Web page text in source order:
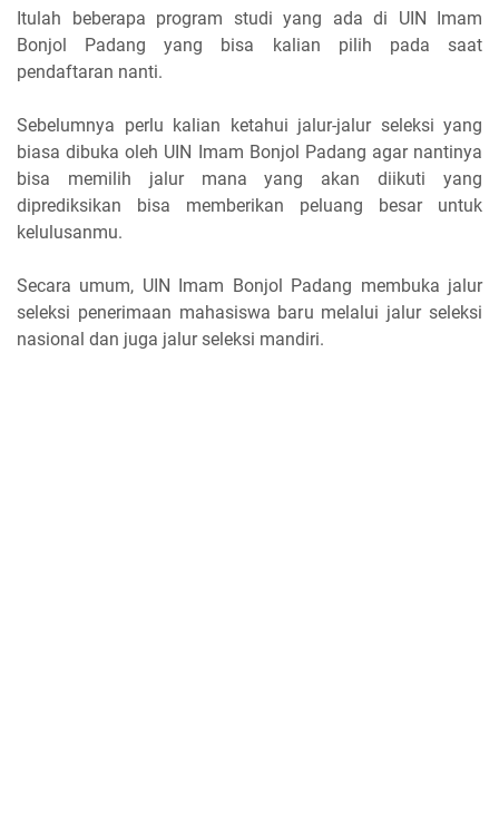
Itulah beberapa program studi yang ada di UIN Imam
Bonjol Padang yang bisa kalian pilih pada saat
pendaftaran nanti.
Sebelumnya perlu kalian ketahui jalur-jalur seleksi yang
biasa dibuka oleh UIN Imam Bonjol Padang agar nantinya
bisa memilih jalur mana yang akan diikuti yang
diprediksikan bisa memberikan peluang besar untuk
kelulusanmu.
Secara umum, UIN Imam Bonjol Padang membuka jalur
seleksi penerimaan mahasiswa baru melalui jalur seleksi
nasional dan juga jalur seleksi mandiri.